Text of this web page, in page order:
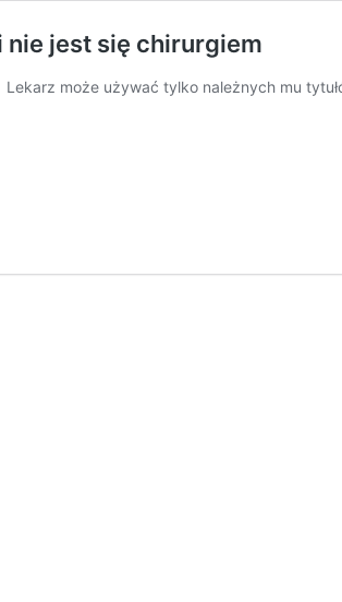
nie jest się chirurgiem
Lekarz może używać tylko należnych mu